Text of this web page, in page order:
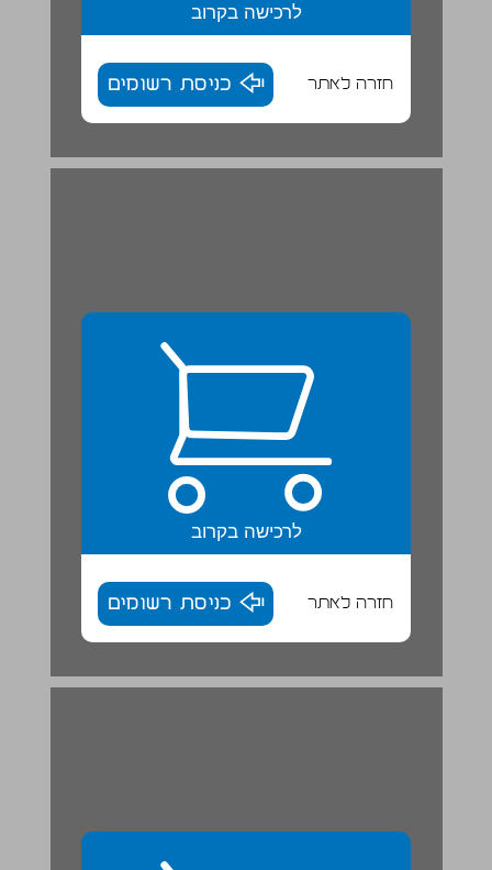
לרכישה בקרוב
חזרה לאתר כניסת רשומים
לרכישה בקרוב
חזרה לאתר כניסת רשומים